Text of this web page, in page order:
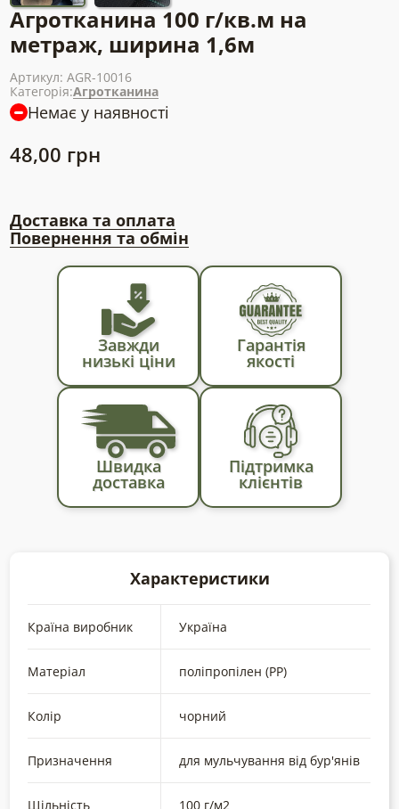
Агротканина 100 г/кв.м на
метраж, ширина 1,6м
Артикул:AGR-10016
Категорія:Агротканина
Немає у наявності
48,00 грн
Доставка та оплата
Повернення та обмін
Завжди
низькі ціни
Гарантія
якості
Швидка
доставка
Підтримка
клієнтів
Характеристики
Країна виробник Україна
Матеріал поліпропілен (РР)
Колір чорний
Призначення для мульчування від бур'янів
Щільність 100 г/м2